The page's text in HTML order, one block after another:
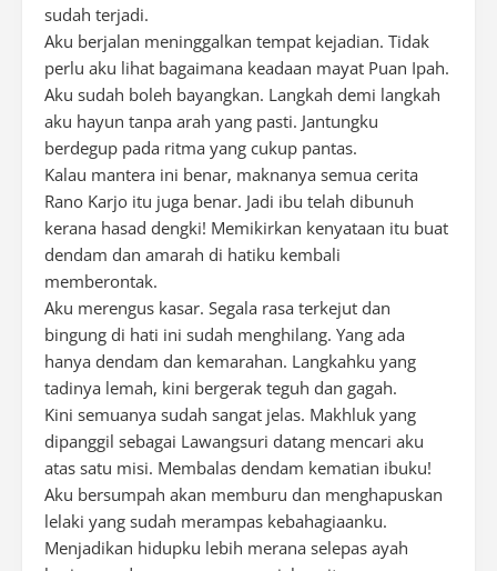
sudah terjadi.
Aku berjalan meninggalkan tempat kejadian. Tidak
perlu aku lihat bagaimana keadaan mayat Puan Ipah.
Aku sudah boleh bayangkan. Langkah demi langkah
aku hayun tanpa arah yang pasti. Jantungku
berdegup pada ritma yang cukup pantas.
Kalau mantera ini benar, maknanya semua cerita
Rano Karjo itu juga benar. Jadi ibu telah dibunuh
kerana hasad dengki! Memikirkan kenyataan itu buat
dendam dan amarah di hatiku kembali
memberontak.
Aku merengus kasar. Segala rasa terkejut dan
bingung di hati ini sudah menghilang. Yang ada
hanya dendam dan kemarahan. Langkahku yang
tadinya lemah, kini bergerak teguh dan gagah.
Kini semuanya sudah sangat jelas. Makhluk yang
dipanggil sebagai Lawangsuri datang mencari aku
atas satu misi. Membalas dendam kematian ibuku!
Aku bersumpah akan memburu dan menghapuskan
lelaki yang sudah merampas kebahagiaanku.
Menjadikan hidupku lebih merana selepas ayah